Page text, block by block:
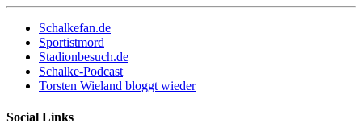
Schalkefan.de
Sportistmord
Stadionbesuch.de
Schalke-Podcast
Torsten Wieland bloggt wieder
Social Links